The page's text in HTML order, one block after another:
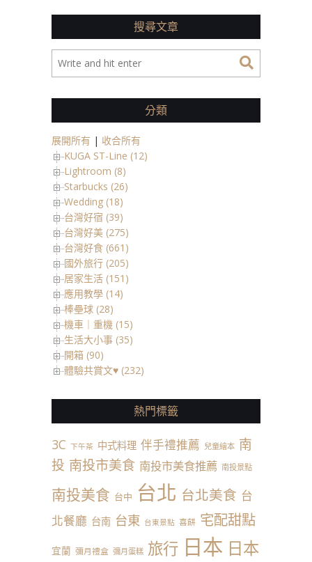
搜尋文章
分類
展開所有 | 收合所有
KUGA ST-Line (12)
Lightroom (8)
Starbucks (26)
Wedding (18)
台灣好宿 (39)
台灣好美 (275)
台灣好食 (661)
國外旅行 (205)
居家生活 (151)
應用教學 (14)
棒壘球 (28)
機車｜重機 (15)
生活大小事 (35)
開箱 (90)
體驗共賞文♥ (232)
熱門標籤
3C 下午茶 中式料理 伴手禮推薦 兒童繪本 南
投 南投市美食 南投市美食推薦 南投景點
南投美食 台中 台北 台北美食 台
北餐廳 台南 台東 台東景點 喜餅 宅配甜點
宜蘭 彌月禮盒 彌月蛋糕 旅行 日本 日本